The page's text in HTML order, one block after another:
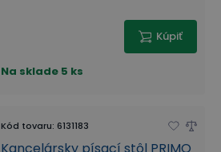
Kúpiť
Na sklade 5 ks
Kód tovaru: 6131183
Kancelársky písací stôl PRIMO